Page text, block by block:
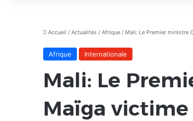
Accueil / Actualités / Afrique / Mali: Le Premier ministre
Afrique Internationale
Mali: Le
Maïga victime